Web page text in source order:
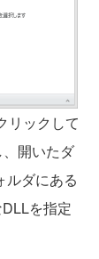
リックして
、開いたダ
ルダにある
を指定